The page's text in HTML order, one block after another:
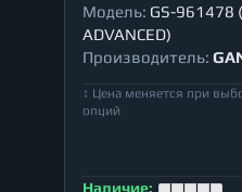
Модель: GS-961478
ADVANCED)
Производитель:
↕ Цена меняется при
опций
Наличие: